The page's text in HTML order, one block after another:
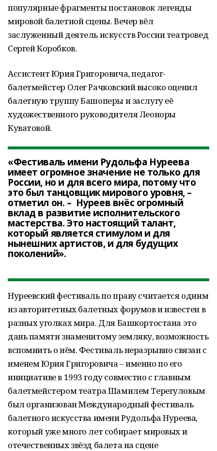
популярные фрагменты постановок легенды
мировой балетной сцены. Вечер вёл
заслуженный деятель искусств России театровед
Сергей Коробков.
Ассистент Юрия Григоровича, педагог-
балетмейстер Олег Рачковский высоко оценил
балетную труппу Башоперы и заслугу её
художественного руководителя Леоноры
Куватовой.
«Фестиваль имени Рудольфа Нуреева
имеет огромное значение не только для
России, но и для всего мира, потому что
это был танцовщик мирового уровня, –
отметил он. – Нуреев внёс огромный
вклад в развитие исполнительского
мастерства. Это настоящий талант,
который является стимулом и для
нынешних артистов, и для будущих
поколений».
Нуреевский фестиваль по праву считается одним
из авторитетных балетных форумов и известен в
разных уголках мира. Для Башкортостана это
дань памяти знаменитому земляку, возможность
вспомнить о нём. Фестиваль неразрывно связан с
именем Юрия Григоровича – именно по его
инициативе в 1993 году совместно с главным
балетмейстером театра Шамилем Терегуловым
был организован Международный фестиваль
балетного искусства имени Рудольфа Нуреева,
который уже много лет собирает мировых и
отечественных звёзд балета на сцене